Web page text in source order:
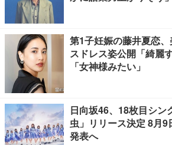
第1子妊娠の藤井夏恋
スドレス姿公開「綺麗
「女神様みたい」
日向坂46、18枚目シン
虫」リリース決定 8月
発表へ